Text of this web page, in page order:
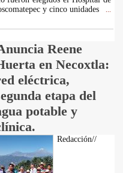
y cinco unidades
Reene
en Necoxtla:
eléctrica,
etapa del
potable y
Redacción//